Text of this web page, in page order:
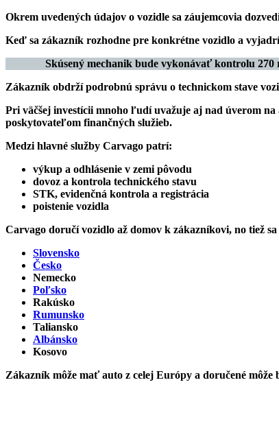
Okrem uvedených údajov o vozidle sa záujemcovia
Keď sa zákazník rozhodne pre konkrétne vozidlo a
Skúsený mechanik bude vykonávať kontrolu
Zákazník obdrží podrobnú správu o technickom stave
Pri väčšej investícii mnoho ľudí uvažuje aj nad úverom na
poskytovateľom finančných služieb.
Medzi hlavné služby Carvago patrí:
výkup a odhlásenie v zemi pôvodu
dovoz a kontrola technického stavu
STK, evidenčná kontrola a registrácia
poistenie vozidla
Carvago doručí vozidlo až domov k zákazníkovi, no tiež
Slovensko
Česko
Nemecko
Poľsko
Rakúsko
Rumunsko
Taliansko
Albánsko
Kosovo
Zákazník môže mať auto z celej Európy a doručené